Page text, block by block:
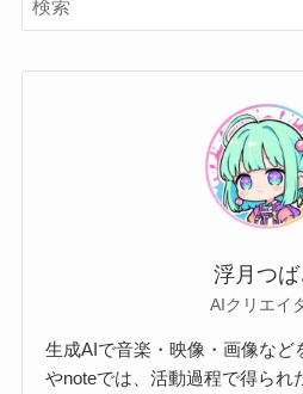
浮月つば
AIクリエイ
生成AIで音楽・映像・画像など
やnoteでは、活動過程で得られ